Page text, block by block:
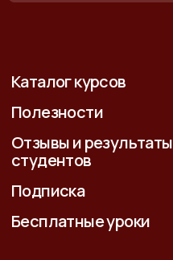
Каталог курсов
Полезности
Отзывы и результаты
студентов
Подписка
Бесплатные уроки